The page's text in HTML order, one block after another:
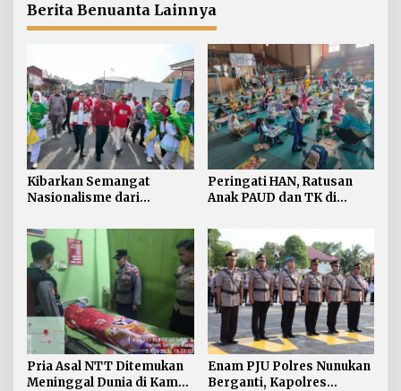
Berita Benuanta Lainnya
Kibarkan Semangat
Nasionalisme dari
Merah Putih 81 Meter
Dibentangkan di Sebatik
Peringati HAN, Ratusan
Anak PAUD dan TK di
Lomba Menggambar dan
Mewarnai
Pria Asal NTT Ditemukan
Meninggal Dunia di Kamar
Enam PJU Polres Nunukan
Berganti, Kapolres